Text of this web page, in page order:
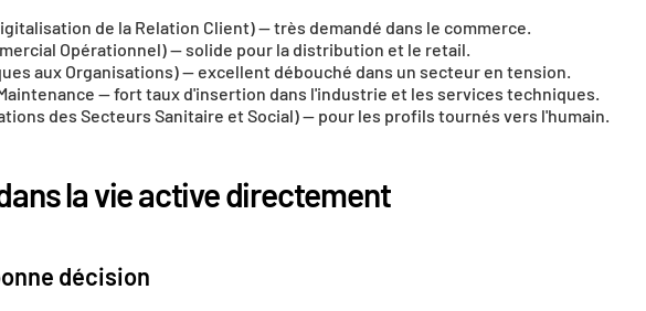
de la Relation Client) — très demandé dans le commerce.
Opérationnel) — solide pour la distribution et le retail.
aux Organisations) — excellent débouché dans un secteur en tension.
— fort taux d'insertion dans l'industrie et les services techniques.
des Secteurs Sanitaire et Social) — pour les profils tournés vers l'humain.
la vie active directement
décision